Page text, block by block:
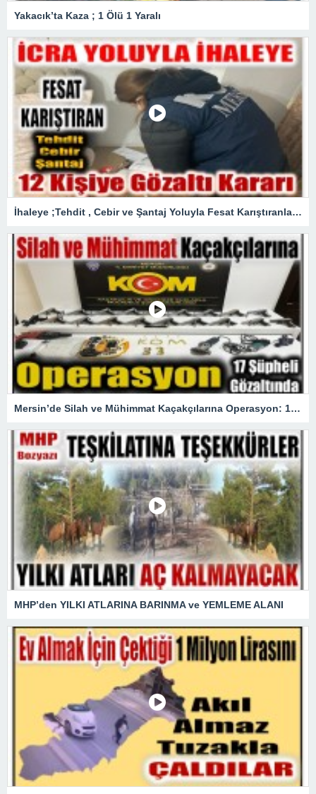
Yakacık’ta Kaza ; 1 Ölü 1 Yaralı
İhaleye ;Tehdit , Cebir ve Şantaj Yoluyla Fesat Karıştıranlara Operasyon
Mersin’de Silah ve Mühimmat Kaçakçılarına Operasyon: 17 gözaltı
MHP’den YILKI ATLARINA BARINMA ve YEMLEME ALANI